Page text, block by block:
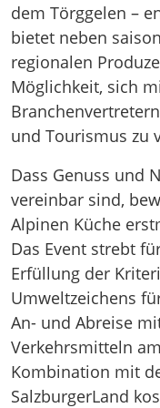
dem Törggelen –
bietet neben
regionalen
Möglichkeit, sich
und Tourismus zu
Dass Genuss und
vereinbar sind,
Alpinen Küche
Das Event strebt
Erfüllung der
Umweltzeichens
An- und Abreise
Verkehrsmitteln
Kombination mit
SalzburgerLand